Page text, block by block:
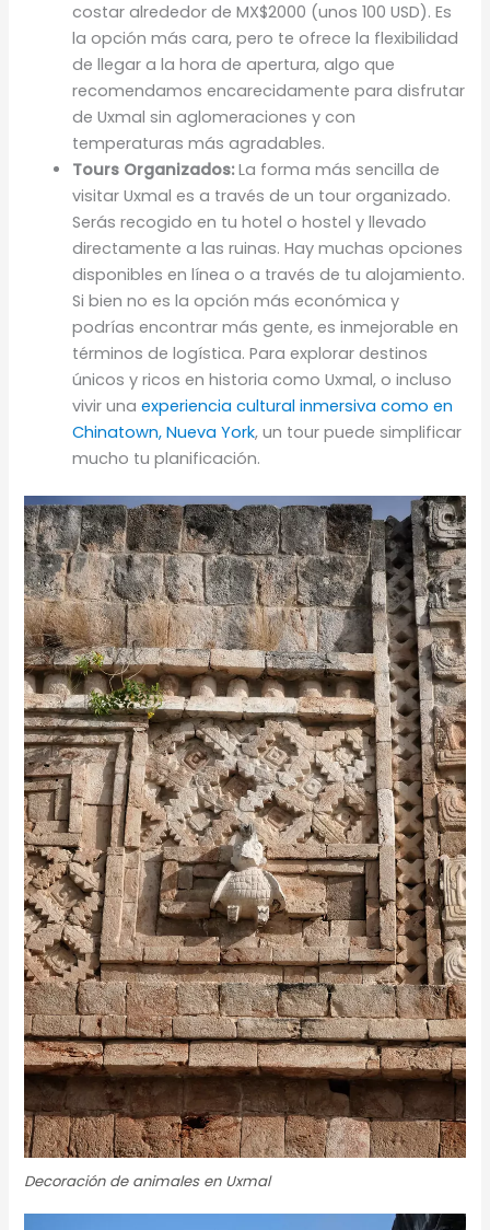
costar alrededor de MX$2000 (unos 100 USD). Es
la opción más cara, pero te ofrece la flexibilidad
de llegar a la hora de apertura, algo que
recomendamos encarecidamente para disfrutar
de Uxmal sin aglomeraciones y con
temperaturas más agradables.
Tours Organizados:La forma más sencilla de
visitar Uxmal es a través de un tour organizado.
Serás recogido en tu hotel o hostel y llevado
directamente a las ruinas. Hay muchas opciones
disponibles en línea o a través de tu alojamiento.
Si bien no es la opción más económica y
podrías encontrar más gente, es inmejorable en
términos de logística. Para explorar destinos
únicos y ricos en historia como Uxmal, o incluso
vivir unaexperiencia cultural inmersiva como en
Chinatown, Nueva York, un tour puede simplificar
mucho tu planificación.
Decoración de animales en Uxmal